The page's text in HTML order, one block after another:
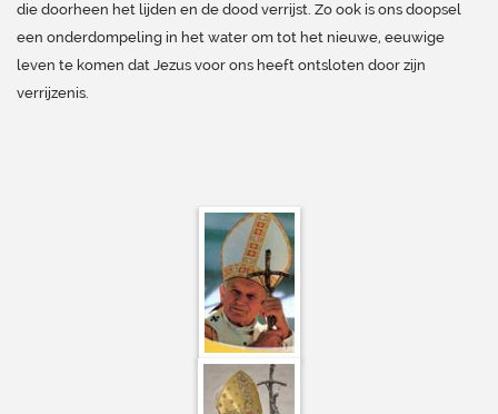
die doorheen het lijden en de dood verrijst. Zo ook is ons doopsel
een onderdompeling in het water om tot het nieuwe, eeuwige
leven te komen dat Jezus voor ons heeft ontsloten door zijn
verrijzenis.